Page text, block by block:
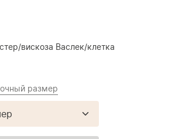
вискоза Васлек/клетка
размер